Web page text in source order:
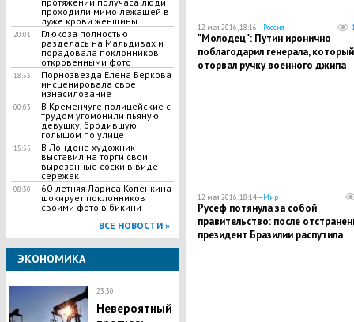
проходили мимо лежащей в
луже крови женщины
20:01
Глюкоза полностью
разделась на Мальдивах и
порадовала поклонников
откровенными фото
18:53
Порнозвезда Елена Беркова
инсценировала свое
изнасилование
00:03
В Кременчуге полицейские с
трудом угомонили пьяную
девушку, бродившую
голышом по улице
15:55
В Лондоне художник
выставил на торги свои
вырезанные соски в виде
сережек
08:30
60-летняя Лариса Копенкина
шокирует поклонников
своими фото в бикини
ВСЕ НОВОСТИ »
ЭКОНОМИКА
23:30
Невероятный
12 мая 2016, 18:16 —Россия
"Молодец": Путин иронично
поблагодарил генерала, который
оторвал ручку военного джипа
12 мая 2016, 18:14 —Мир
Русеф потянула за собой
правительство: после
президент Бразилии распутила